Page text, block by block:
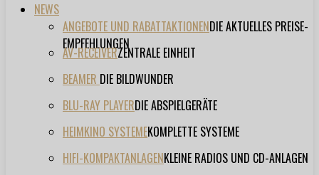
NEWS
ANGEBOTE UND RABATTAKTIONENDIE AKTUELLES PREISE-
EMPFEHLUNGEN
AV-RECEIVERZENTRALE EINHEIT
BEAMER DIE BILDWUNDER
BLU-RAY PLAYERDIE ABSPIELGERÄTE
HEIMKINO SYSTEMEKOMPLETTE SYSTEME
HIFI-KOMPAKTANLAGENKLEINE RADIOS UND CD-ANLAGEN